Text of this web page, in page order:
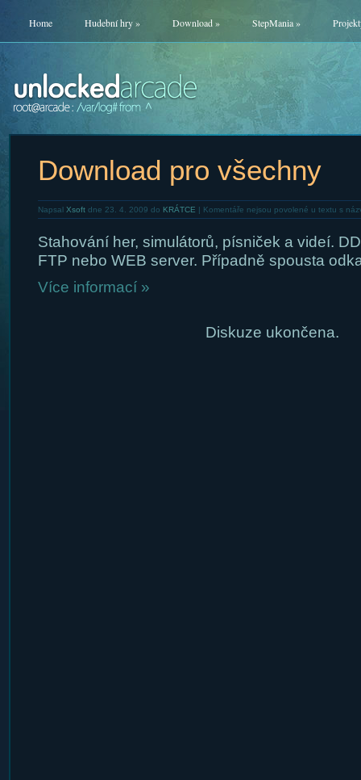
Home Hudební hry» Download» StepMania»
Download pro všechny
Napsal Xsoftdne 23. 4. 2009 do KRÁTCE | Komentáře nejsou povolené u textu s
Stahování her, simulátorů, písniček a videí.
FTP nebo WEB server. Případně spousta
Více informací »
Diskuze ukončena.